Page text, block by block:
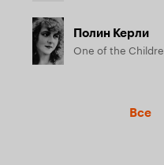
Полин Керли
One of the
Все